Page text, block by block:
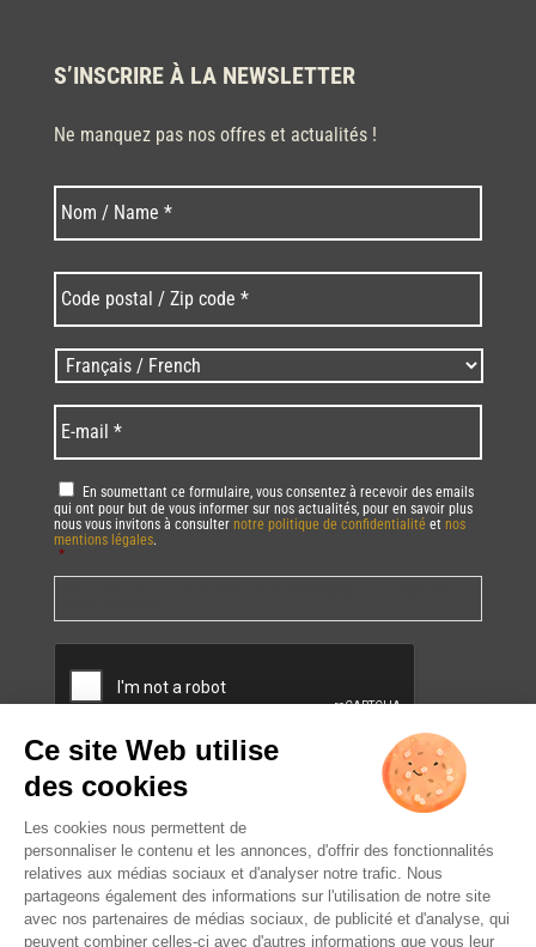
S’INSCRIRE À LA NEWSLETTER
Ne manquez pas nos offres et actualités !
Nom * Nom
postal
/
Zip
code
* *
Langues
/
Language *
mail *
RGPD *
En soumettant ce formulaire, vous consentez à recevoir des emails
qui ont pour but de vous informer sur nos actualités, pour en savoir plus
nous vous invitons à consulter notre politique de confidentialité et nos
mentions légales.
*